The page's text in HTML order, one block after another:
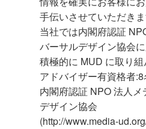
手伝いさせていただきま
当社では内閣府認証
バーサルデザイン協会に
積極的に MUD に取り
アドバイザー有資格者:8
内閣府認証 NPO 法人
デザイン協会
(http://www.media-